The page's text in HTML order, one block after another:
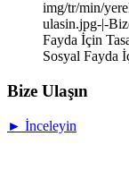
img/tr/min/
ulasin.jpg-|-
Fayda İçin
Sosyal Fayda
Bize Ulaşın
► İnceleyin